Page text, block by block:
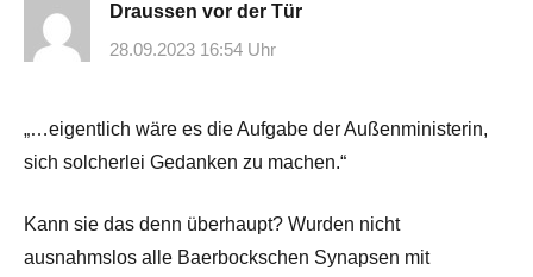
Draussen vor der Tür
28.09.2023 16:54 Uhr
„…eigentlich wäre es die Aufgabe der Außenministerin,
sich solcherlei Gedanken zu machen.“
Kann sie das denn überhaupt? Wurden nicht
ausnahmslos alle Baerbockschen Synapsen mit